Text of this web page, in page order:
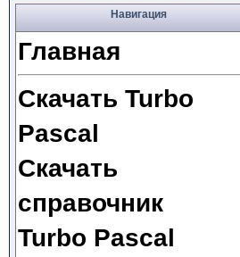
Навигация
Главная
Скачать Turbo
Pascal
Скачать
справочник
Turbo Pascal